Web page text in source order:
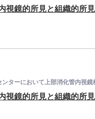
視鏡的所見と組織的所
ターにおいて上部消化管内視
視鏡的所見と組織的所